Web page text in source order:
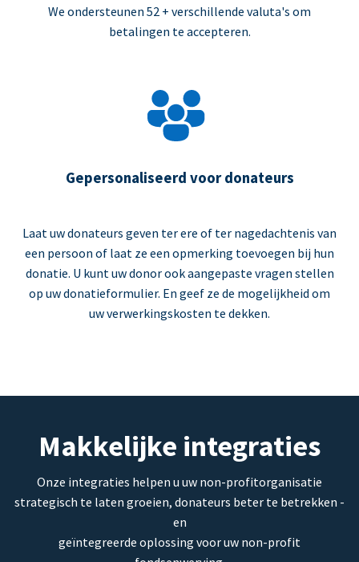
We ondersteunen 52 + verschillende valuta's om
betalingen te accepteren.
Gepersonaliseerd voor donateurs
Laat uw donateurs geven ter ere of ter nagedachtenis van
een persoon of laat ze een opmerking toevoegen bij hun
donatie. U kunt uw donor ook aangepaste vragen stellen
op uw donatieformulier. En geef ze de mogelijkheid om
uw verwerkingskosten te dekken.
Makkelijke integraties
Onze integraties helpen u uw non-profitorganisatie
strategisch te laten groeien, donateurs beter te betrekken -
en
geïntegreerde oplossing voor uw non-profit